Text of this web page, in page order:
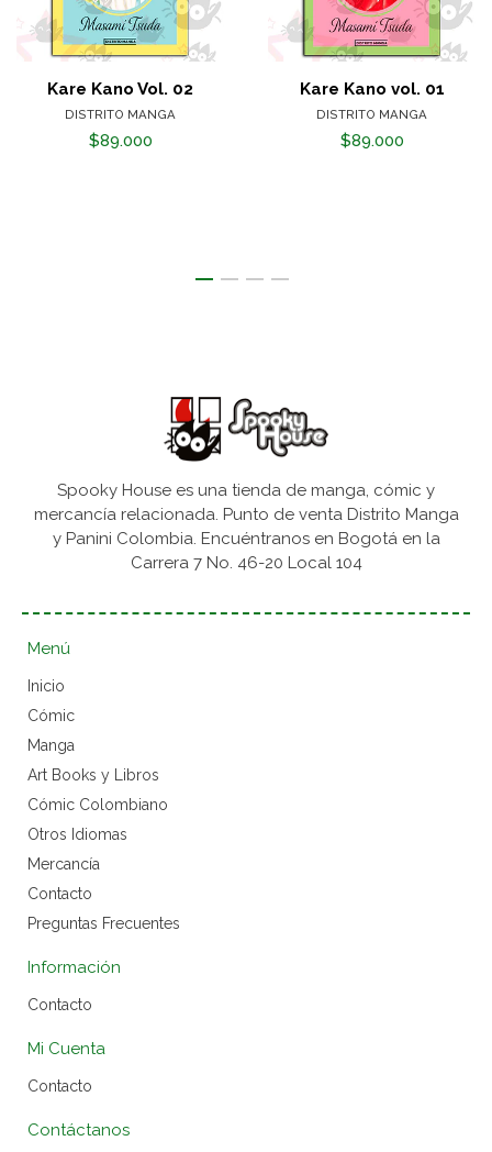
Kare Kano Vol. 02
DISTRITO MANGA
$89.000
Kare Kano vol. 01
DISTRITO MANGA
$89.000
Spooky House es una tienda de manga, cómic y
mercancía relacionada. Punto de venta Distrito Manga
y Panini Colombia. Encuéntranos en Bogotá en la
Carrera 7 No. 46-20 Local 104
Menú
Inicio
Cómic
Manga
Art Books y Libros
Cómic Colombiano
Otros Idiomas
Mercancía
Contacto
Preguntas Frecuentes
Información
Contacto
Mi Cuenta
Contacto
Contáctanos